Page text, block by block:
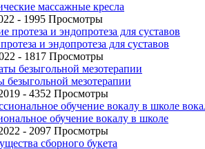
массажные кресла
- 1995 Просмотры
и эндопротеза для суставов
- 1817 Просмотры
безыгольной мезотерапии
- 4352 Просмотры
обучение вокалу в школе
- 2097 Просмотры